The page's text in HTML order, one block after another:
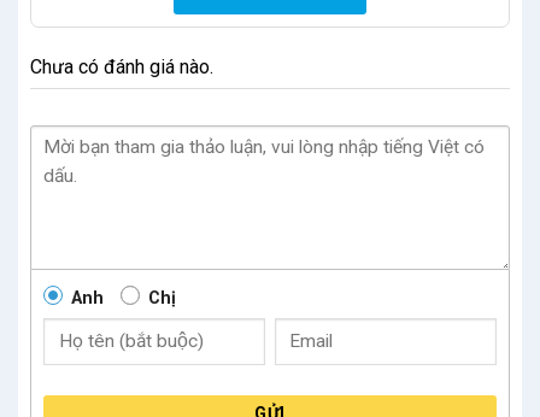
Chưa có đánh giá nào.
Anh Chị